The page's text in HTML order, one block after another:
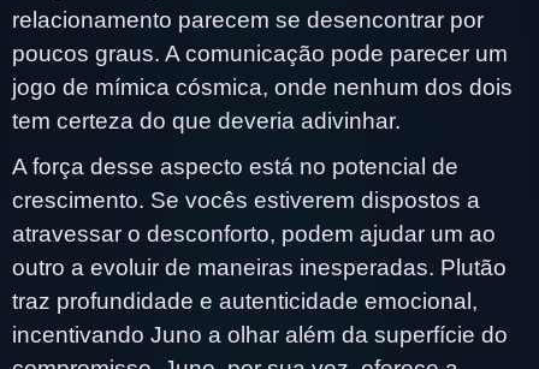
relacionamento parecem se desencontrar por
poucos graus. A comunicação pode parecer um
jogo de mímica cósmica, onde nenhum dos dois
tem certeza do que deveria adivinhar.
A força desse aspecto está no potencial de
crescimento. Se vocês estiverem dispostos a
atravessar o desconforto, podem ajudar um ao
outro a evoluir de maneiras inesperadas. Plutão
traz profundidade e autenticidade emocional,
incentivando Juno a olhar além da superfície do